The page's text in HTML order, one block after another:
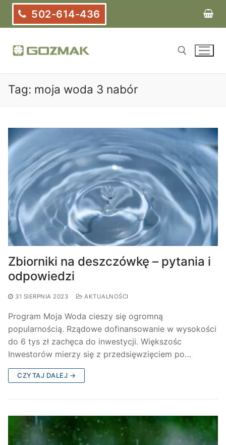
Przejdź
treści
502-614-436
Szukaj:
Tag: moja woda 3 nabór
Zbiorniki na deszczówkę – pytania i
odpowiedzi
31 SIERPNIA 2023 AKTUALNOŚCI
Program Moja Woda cieszy się ogromną
popularnością. Rządowe dofinansowanie w wysokości
do 6 tys zł zachęca do inwestycji. Większośc
Inwestorów mierzy się z przedsięwzięciem po…
CZYTAJ DALEJ →